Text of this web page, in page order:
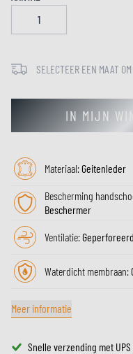
SELECTEER EEN MAAT
IN MIJN
Materiaal:Geitenleder
Bescherming
Beschermer
Ventilatie:
Waterdicht membraan:
Meer informatie
Snelle verzending met